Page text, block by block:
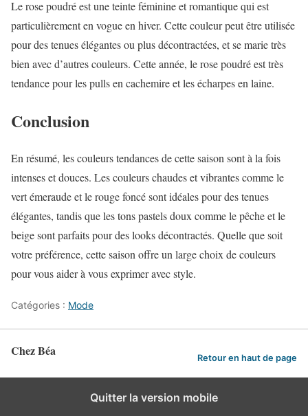
Le rose poudré est une teinte féminine et romantique qui est
particulièrement en vogue en hiver. Cette couleur peut être utilisée
pour des tenues élégantes ou plus décontractées, et se marie très
bien avec d’autres couleurs. Cette année, le rose poudré est très
tendance pour les pulls en cachemire et les écharpes en laine.
Conclusion
En résumé, les couleurs tendances de cette saison sont à la fois
intenses et douces. Les couleurs chaudes et vibrantes comme le
vert émeraude et le rouge foncé sont idéales pour des tenues
élégantes, tandis que les tons pastels doux comme le pêche et le
beige sont parfaits pour des looks décontractés. Quelle que soit
votre préférence, cette saison offre un large choix de couleurs
pour vous aider à vous exprimer avec style.
Catégories : Mode
Chez Béa Retour en haut de page
Quitter la version mobile